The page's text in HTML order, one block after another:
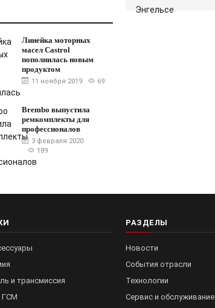
Линейка моторных
масел Castrol
пополнилась новым
продуктом
11 ноября 2019 69
Brembo выпустила
ремкомплекты для
профессионалов
3 февраля 2020
189
и трансмиссия
ГСМ
РАЗДЕЛЫ
Новости
События отрасли
Технологии
Сервис и обслуживание